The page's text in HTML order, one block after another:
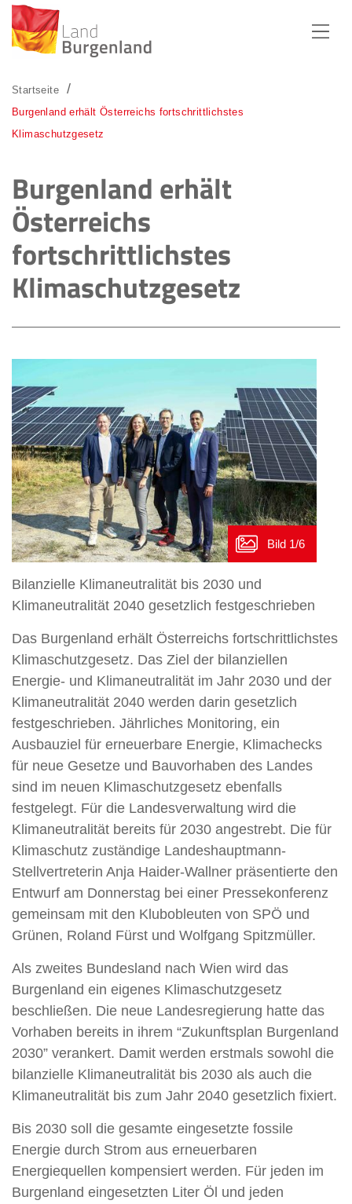
Startseite
Burgenland erhält Österreichs fortschrittlichstes
Klimaschutzgesetz
Burgenland erhält
Österreichs
fortschrittlichstes
Klimaschutzgesetz
Bilanzielle Klimaneutralität bis 2030 und
Klimaneutralität 2040 gesetzlich festgeschrieben
Das Burgenland erhält Österreichs fortschrittlichstes
Klimaschutzgesetz. Das Ziel der bilanziellen
Energie- und Klimaneutralität im Jahr 2030 und der
Klimaneutralität 2040 werden darin gesetzlich
festgeschrieben. Jährliches Monitoring, ein
Ausbauziel für erneuerbare Energie, Klimachecks
für neue Gesetze und Bauvorhaben des Landes
sind im neuen Klimaschutzgesetz ebenfalls
festgelegt. Für die Landesverwaltung wird die
Klimaneutralität bereits für 2030 angestrebt. Die für
Klimaschutz zuständige Landeshauptmann-
Stellvertreterin Anja Haider-Wallner präsentierte den
Entwurf am Donnerstag bei einer Pressekonferenz
gemeinsam mit den Klubobleuten von SPÖ und
Grünen, Roland Fürst und Wolfgang Spitzmüller.
Als zweites Bundesland nach Wien wird das
Burgenland ein eigenes Klimaschutzgesetz
beschließen. Die neue Landesregierung hatte das
Vorhaben bereits in ihrem “Zukunftsplan Burgenland
2030” verankert. Damit werden erstmals sowohl die
bilanzielle Klimaneutralität bis 2030 als auch die
Klimaneutralität bis zum Jahr 2040 gesetzlich fixiert.
Bis 2030 soll die gesamte eingesetzte fossile
Energie durch Strom aus erneuerbaren
Energiequellen kompensiert werden. Für jeden im
Burgenland eingesetzten Liter Öl und jeden